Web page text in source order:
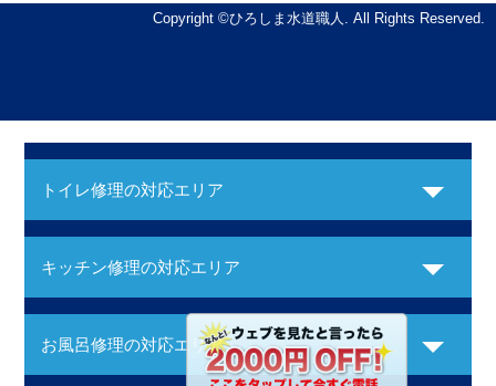
Copyright ©ひろしま水道職人. All Rights Reserved.
トイレ修理の対応エリア
キッチン修理の対応エリア
お風呂修理の対応エリア